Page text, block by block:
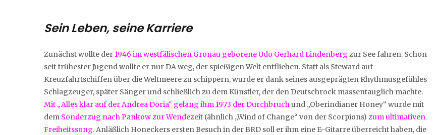
Sein Leben, seine Karriere
Zunächst wollte der 1946 im westfälischen Gronau geborene Udo Gerhard Lindenberg zur See fahren. Schon
seit frühester Jugend wollte er nur DA weg, der spießigen Welt entfliehen. Statt als Steward auf
Kreuzfahrtschiffen über die Weltmeere zu schippern, wurde er dank seines ausgeprägten Rhythmusgefühles
Schlagzeuger, später Sänger und schließlich zu dem Künstler, der den Deutschrock massentauglich machte.
Mit „Alles klar auf der Andrea Doria“ gelang ihm 1973 der Durchbruchund „Oberindianer Honey“ wurde mit
dem Sonderzug nach Pankow zur Wendezeit (ähnlich „Wind of Change“ von der Scorpions) zum ultimativen
Freiheitssong.Anläßlich Honeckers ersten Besuch in der BRD soll er ihm eine E-Gitarre überreicht haben, die